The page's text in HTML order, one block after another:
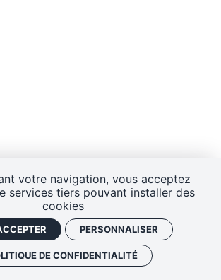
votre navigation, vous acceptez
services tiers pouvant installer des
cookies
PERSONNALISER
DE CONFIDENTIALITÉ